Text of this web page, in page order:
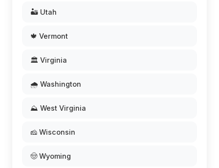
🏜️ Utah
🍁 Vermont
🏛️ Virginia
🌧️ Washington
⛰️ West Virginia
🧀 Wisconsin
🤠 Wyoming